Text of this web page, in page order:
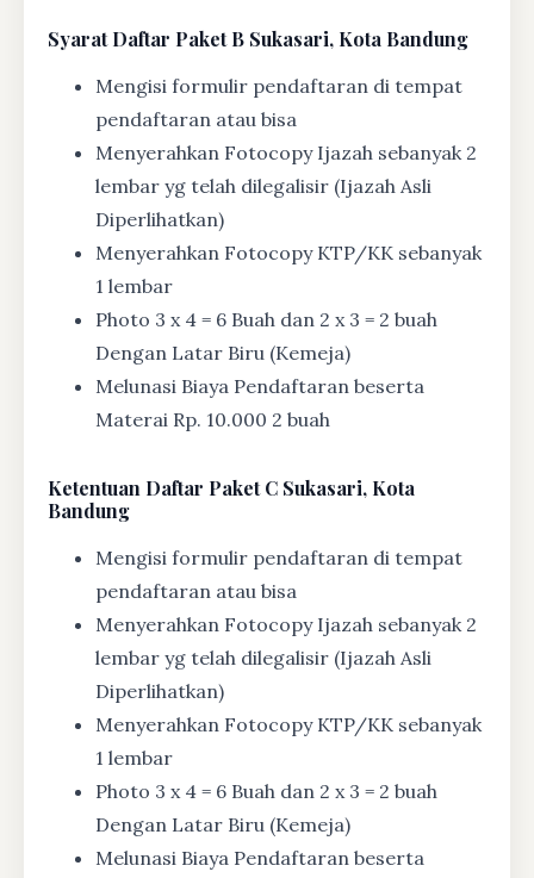
SyaratDaftar Paket B Sukasari, Kota Bandung
Mengisi formulir pendaftaran di tempat
pendaftaran atau bisa
Menyerahkan Fotocopy Ijazah sebanyak 2
lembar yg telah dilegalisir (Ijazah Asli
Diperlihatkan)
Menyerahkan Fotocopy KTP/KK sebanyak
1 lembar
Photo 3 x 4 = 6 Buah dan 2 x 3 = 2 buah
Dengan Latar Biru (Kemeja)
Melunasi Biaya Pendaftaran beserta
Materai Rp. 10.000 2 buah
Ketentuan Daftar Paket C Sukasari, Kota
Bandung
Mengisi formulir pendaftaran di tempat
pendaftaran atau bisa
Menyerahkan Fotocopy Ijazah sebanyak 2
lembar yg telah dilegalisir (Ijazah Asli
Diperlihatkan)
Menyerahkan Fotocopy KTP/KK sebanyak
1 lembar
Photo 3 x 4 = 6 Buah dan 2 x 3 = 2 buah
Dengan Latar Biru (Kemeja)
Melunasi Biaya Pendaftaran beserta